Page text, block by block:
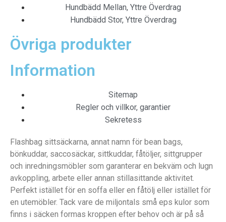
Hundbädd Mellan, Yttre Överdrag
Hundbädd Stor, Yttre Överdrag
Övriga produkter
Information
Sitemap
Regler och villkor, garantier
Sekretess
Flashbag sittsäckarna, annat namn för bean bags,
bönkuddar, saccosäckar, sittkuddar, fåtöljer, sittgrupper
och inredningsmöbler som garanterar en bekväm och lugn
avkoppling, arbete eller annan stillasittande aktivitet.
Perfekt istället för en soffa eller en fåtölj eller istället för
en utemöbler. Tack vare de miljontals små eps kulor som
finns i säcken formas kroppen efter behov och är på så